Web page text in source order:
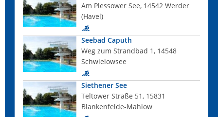
Am Plessower See, 14542 Werder
(Havel)
Seebad Caputh
Weg zum Strandbad 1, 14548
Schwielowsee
Siethener See
Teltower Straße 51, 15831
Blankenfelde-Mahlow